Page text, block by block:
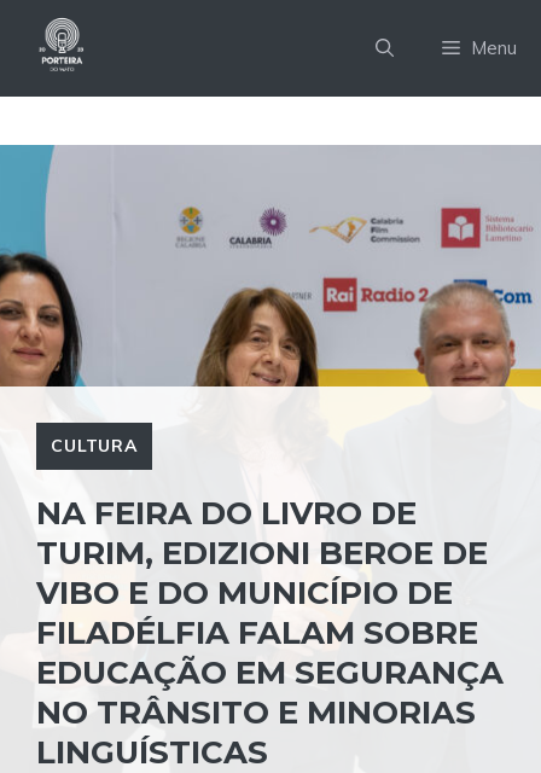
Menu
CULTURA
NA FEIRA DO LIVRO DE
TURIM, EDIZIONI BEROE DE
VIBO E DO MUNICÍPIO DE
FILADÉLFIA FALAM SOBRE
EDUCAÇÃO EM SEGURANÇA
NO TRÂNSITO E MINORIAS
LINGUÍSTICAS